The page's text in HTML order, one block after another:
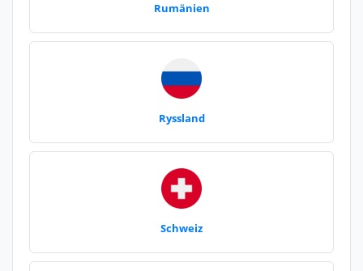
Rumänien
Ryssland
Schweiz